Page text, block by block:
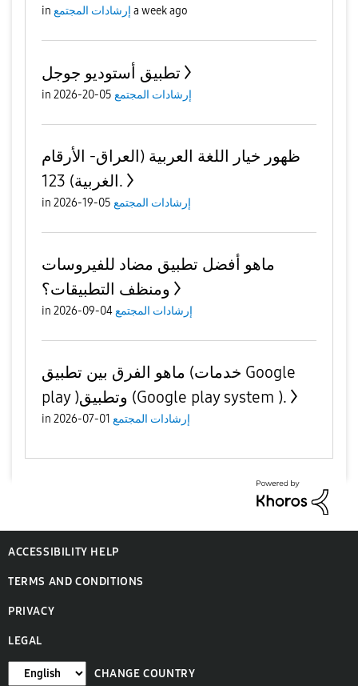
in إرشادات المجتمع a week ago
تطبيق أستوديو جوجل
in إرشادات المجتمع 05-20-2026
ظهور خيار اللغة العربية (العراق- الأرقام
الغربية) 123.
in إرشادات المجتمع 05-19-2026
ماهو أفضل تطبيق مضاد للفيروسات
ومنظف التطبيقات؟
in إرشادات المجتمع04-09-2026
ماهو الفرق بين تطبيق (خدمات Google
play )وتطبيق (Google play system ).
in إرشادات المجتمع 01-07-2026
ACCESSIBILITY HELP
TERMS AND CONDITIONS
PRIVACY
LEGAL
CHANGE COUNTRY